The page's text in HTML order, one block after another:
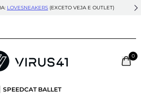
LOVESNEAKERS (EXCETO VEJA E OUTLET)
0
SPEEDCAT BALLET